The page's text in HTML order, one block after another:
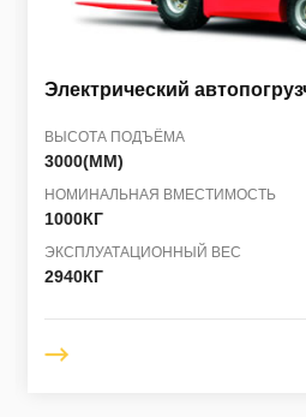
Электрический
ВЫСОТА ПОДЪЁМА
3000(ММ)
НОМИНАЛЬНАЯ ВМЕСТИМОСТЬ
1000КГ
ЭКСПЛУАТАЦИОННЫЙ ВЕС
2940КГ